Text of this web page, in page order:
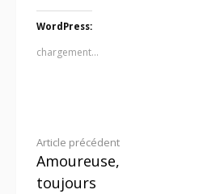
WordPress:
chargement…
Lire
la
Article précédent
Amoureuse,
toujours